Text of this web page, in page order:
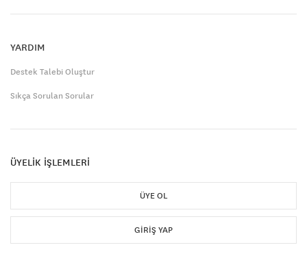
YARDIM
Destek Talebi Oluştur
Sıkça Sorulan Sorular
ÜYELİK İŞLEMLERİ
ÜYE OL
GIRIŞ YAP